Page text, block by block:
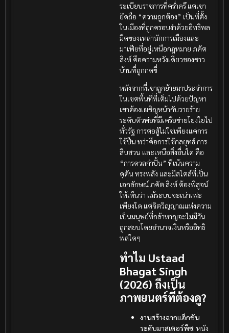
ระเบียบราชการที่คร่ำครึ แต่เขา
ยึดถือ “ความถูกต้อง” เป็นที่ตั้ง
ในเมืองที่ถูกครอบงำด้วยอิทธิพล
มืดของเหล่านักการเมืองและ
มาเฟียที่อยู่เหนือกฎหมาย ภคัต
สิงห์ คือความหวังเดียวของชาว
บ้านที่ถูกกดขี่
หลังจากที่เขาถูกย้ายมาประจำการ
ในเขตพื้นที่ที่เต็มไปด้วยปัญหา
เขาต้องเผชิญหน้ากับวายร้าย
ระดับตัวพ่อที่มีเครือข่ายโยงใยไป
ทั่วรัฐ การต่อสู้ไม่ใช่เพียงแค่การ
ใช้ปืน ทว่าคือการใช้กลยุทธ์ การ
สืบสวน และเหนือสิ่งอื่นใด คือ
“การดวลกำปั้น” ที่เน้นความ
ดุดัน ทรงพลัง และมีสไตล์ที่เป็น
เอกลักษณ์ ภคัต สิงห์ ต้องพิสูจน์
ให้เห็นว่า แม้ระบบจะเน่าเฟะ
เพียงใด แต่จิตวิญญาณแห่งความ
เป็นมนุษย์ที่กล้าหาญจะไม่มีวัน
ถูกสยบโดยอำนาจเงินหรืออิทธิ
พลใดๆ
ทำไม Ustaad
Bhagat Singh
(2026) ถึงเป็น
ภาพยนตร์ที่ต้องดู?
งานสร้างฉากแอ็กชัน
ระดับมาสเตอร์พีซ: หนัง